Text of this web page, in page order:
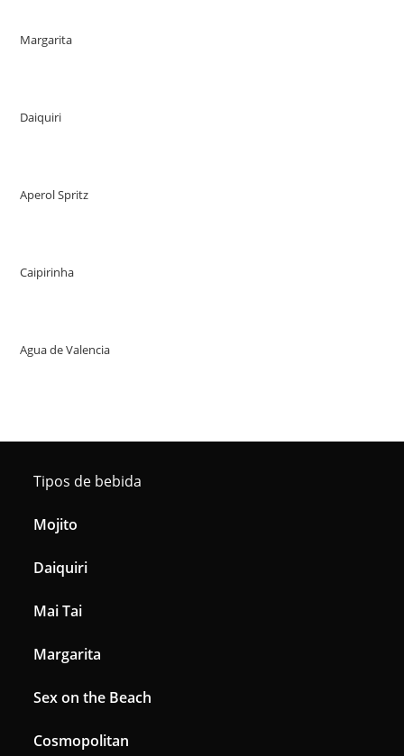
Margarita
Daiquiri
Aperol Spritz
Caipirinha
Agua de Valencia
Tipos de bebida
Mojito
Daiquiri
Mai Tai
Margarita
Sex on the Beach
Cosmopolitan